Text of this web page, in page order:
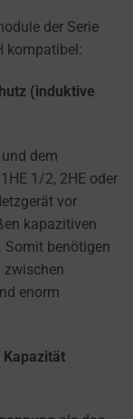
der Serie
kompatibel:
(induktive
dem
1/2, 2HE oder
vor
kapazitiven
Somit benötigen
zwischen
enorm
Kapazität